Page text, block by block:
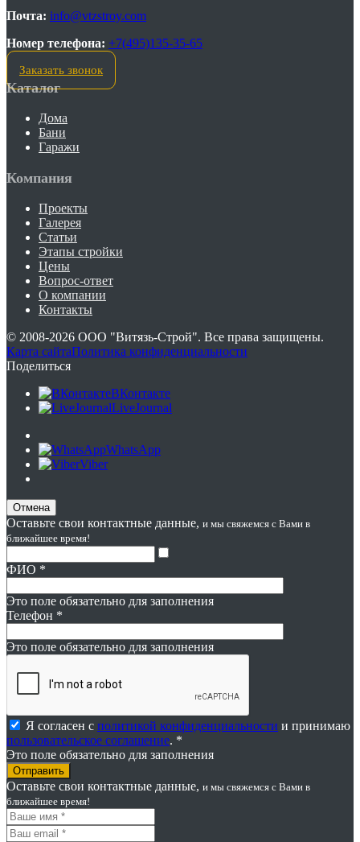
Почта: info@vtzstroy.com
Номер телефона: +7(495)135-35-65
Заказать звонок
Каталог
Дома
Бани
Гаражи
Компания
Проекты
Галерея
Статьи
Этапы стройки
Цены
Вопрос-ответ
О компании
Контакты
© 2008-2026 ООО "Витязь-Строй". Все права защищены.
Карта сайтаПолитика конфиденциальности
Поделиться
ВКонтакте
LiveJournal
WhatsApp
Viber
Отмена
Оставьте свои контактные данные, и мы свяжемся с Вами в
ближайшее время!
ФИО *
Это поле обязательно для заполнения
Телефон *
Это поле обязательно для заполнения
Я согласен с политикой конфиденциальности и принимаю
пользовательское соглашение. *
Это поле обязательно для заполнения
Оставьте свои контактные данные, и мы свяжемся с Вами в
ближайшее время!